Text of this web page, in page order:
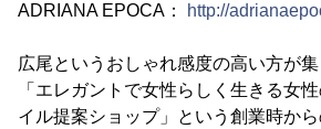
ADRIANA EPOCA： http://
広尾というおしゃれ感度の高い方が集
「エレガントで女性らしく生きる女
イル提案ショップ」という創業時か